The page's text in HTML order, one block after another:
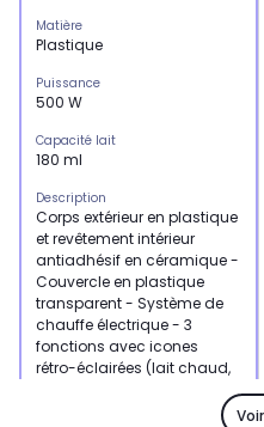
Matière
Plastique
Puissance
500 W
Capacité lait
180 ml
Description
Corps extérieur en plastique
et revêtement intérieur
antiadhésif en céramique -
Couvercle en plastique
transparent - Système de
chauffe électrique - 3
fonctions avec icones
rétro-éclairées (lait chaud,